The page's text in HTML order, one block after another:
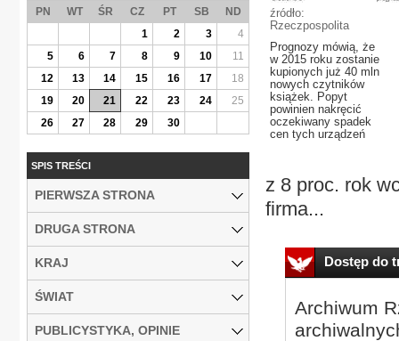
źródło:
Rzeczpospolita
Prognozy mówią, że
w 2015 roku zostanie
kupionych już 40 mln
nowych czytników
książek. Popyt
powinien nakręcić
oczekiwany spadek
cen tych urządzeń
z 8 proc. rok
firma...
Dostęp do
Archiwum
PN WT ŚR CZ PT SB
ND
1
2 3
4
5
6 7 8 9 10
11
12
13 14 15 16 17
18
19
20 21 22 23 24
25
26
27 28 29 30
SPIS TREŚCI
PIERWSZA STRONA
DRUGA STRONA
KRAJ
ŚWIAT
PUBLICYSTYKA, OPINIE